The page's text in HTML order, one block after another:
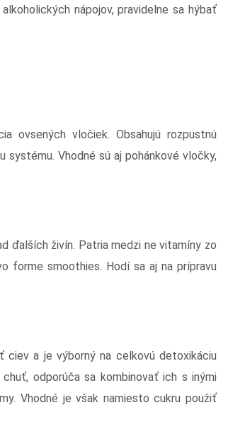
nápojov, pravidelne sa hýbať
ovsených vločiek. Obsahujú rozpustnú
systému. Vhodné sú aj pohánkové vločky,
ďalších živín. Patria medzi ne vitamíny zo
forme smoothies. Hodí sa aj na prípravu
ciev a je výborný na celkovú detoxikáciu
odporúča sa kombinovať ich s inými
Vhodné je však namiesto cukru použiť